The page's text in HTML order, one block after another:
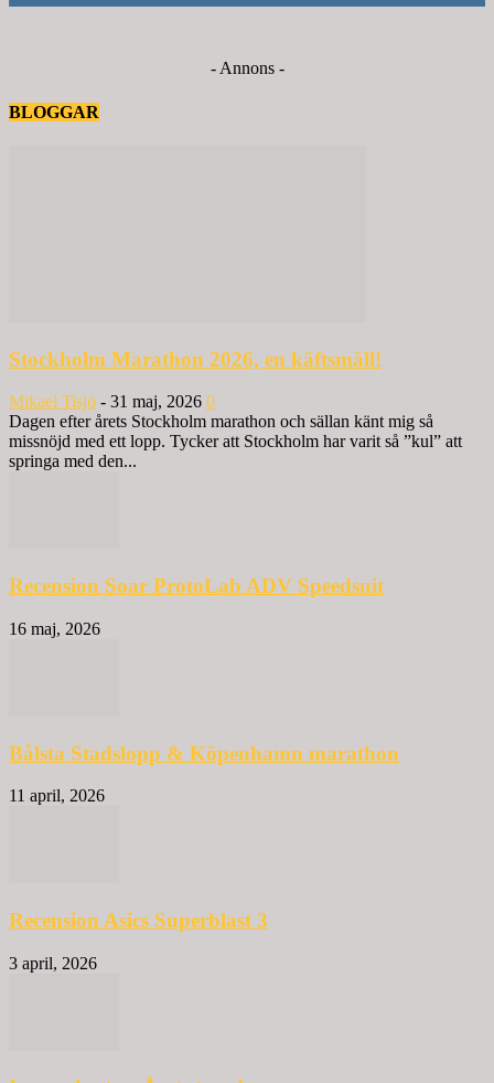
- Annons -
BLOGGAR
Stockholm Marathon 2026, en käftsmäll!
Mikael Tisjö - 31 maj, 2026 0
Dagen efter årets Stockholm marathon och sällan känt mig så
missnöjd med ett lopp. Tycker att Stockholm har varit så ”kul” att
springa med den...
Recension Soar ProtoLab ADV Speedsuit
16 maj, 2026
Bålsta Stadslopp & Köpenhamn marathon
11 april, 2026
Recension Asics Superblast 3
3 april, 2026